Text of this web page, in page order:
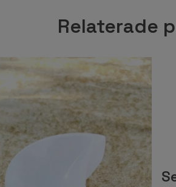
Relaterade